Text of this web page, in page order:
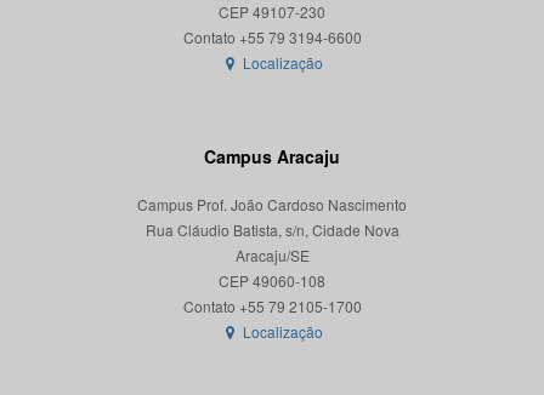
CEP 49107-230
Localização
Campus Aracaju
Campus Prof. João Cardoso Nascimento
Rua Cláudio Batista, s/n, Cidade Nova
Aracaju/SE
CEP 49060-108
Localização